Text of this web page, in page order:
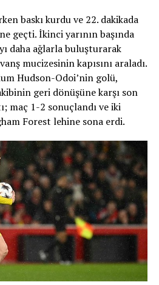
baskı kurdu ve 22. dakikada
geçti. İkinci yarının başında
daha ağlarla buluşturarak
mucizesinin kapısını araladı.
Hudson-Odoi’nin golü,
geri dönüşüne karşı son
maç 1-2 sonuçlandı ve iki
Forest lehine sona erdi.